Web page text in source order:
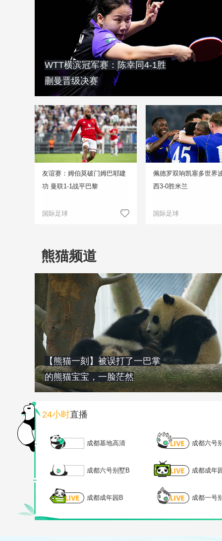
WTT横滨冠军赛：陈幸同4-1胜
蒯曼晋级决赛
友谊赛：姆伯莫破门姆巴耶建
功 曼联1-1战平巴黎
国际足球
佩德罗双响凯塞多世界
西3-0胜米兰
国际足球
熊猫频道
【熊猫一刻】被误打了一巴掌
的熊猫宝宝，一脸茫然
24小时直播
成都基地高清 成都六号
成都六号别墅B 成都成年
成都成年园B 成都一号